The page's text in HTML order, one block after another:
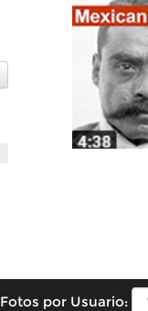
Fotos por Usuario: